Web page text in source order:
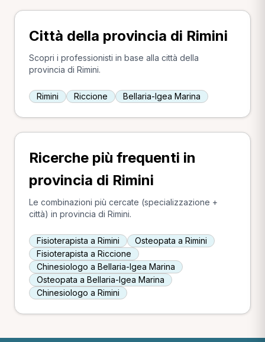
Città della provincia di Rimini
Scopri i professionisti in base alla città della
provincia di Rimini.
Rimini Riccione Bellaria-Igea Marina
Ricerche più frequenti in
provincia di Rimini
Le combinazioni più cercate (specializzazione +
città) in provincia di Rimini.
Fisioterapista a Rimini
Osteopata a Rimini
Fisioterapista a Riccione
Chinesiologo a Bellaria-Igea Marina
Osteopata a Bellaria-Igea Marina
Chinesiologo a Rimini